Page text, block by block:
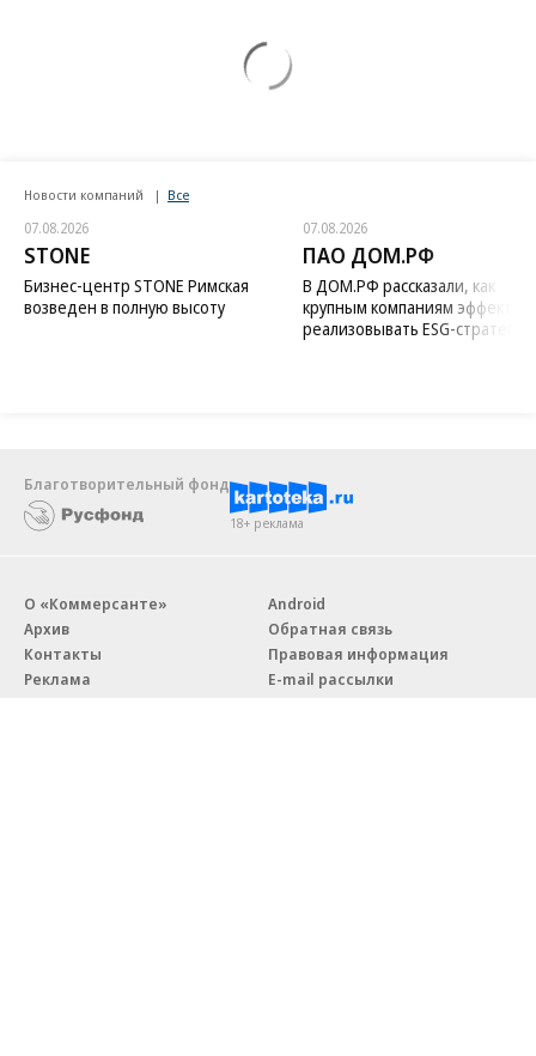
Новости компаний Все
07.08.2026
STONE
Бизнес-центр STONE Римская
возведен в полную высоту
07.08.2026
ПАО ДОМ.РФ
В ДОМ.РФ рассказали, как
крупным компаниям
реализовывать ESG-стратегию
Благотворительный фонд
18+ реклама
О «Коммерсанте»
Архив
Контакты
Реклама
Android
Обратная связь
Правовая информация
E-mail рассылки